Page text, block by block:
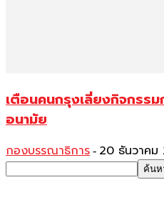
เตือนคนกรุงเลี่ยงกิจกรร
อนามัย
กองบรรณาธิการ - 20 ธันวาคม